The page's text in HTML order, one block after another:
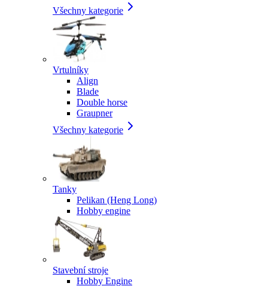
Všechny kategorie
Vrtulníky
Align
Blade
Double horse
Graupner
Všechny kategorie
Tanky
Pelikan (Heng Long)
Hobby engine
Stavební stroje
Hobby Engine